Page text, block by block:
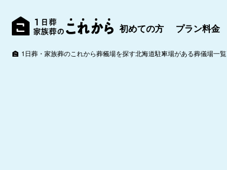
初めての方 プラン料金
1日葬・家族葬のこれから葬儀場を探す北海道駐車場がある葬儀場一覧